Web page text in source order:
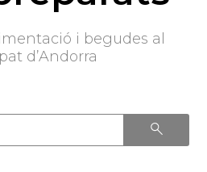
i begudes al
d’Andorra